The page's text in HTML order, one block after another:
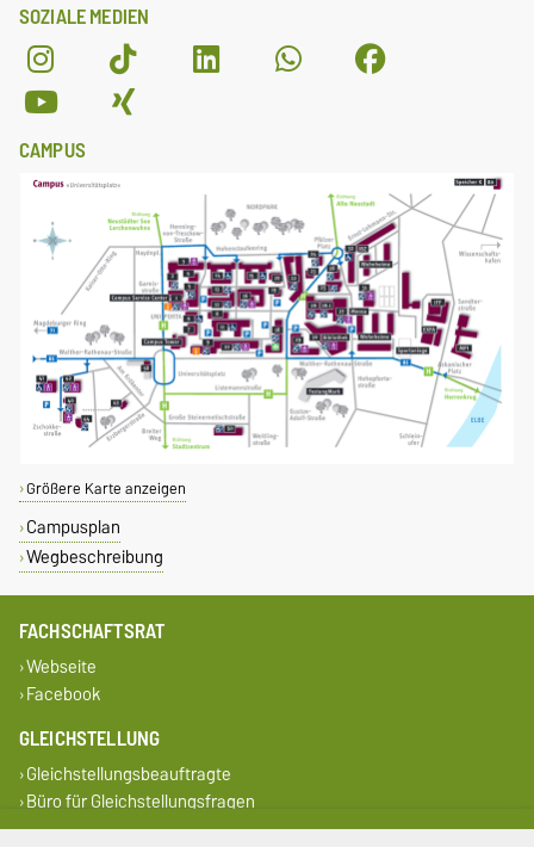
SOZIALE MEDIEN
CAMPUS
Größere Karte anzeigen
Campusplan
Wegbeschreibung
FACHSCHAFTSRAT
Webseite
Facebook
GLEICHSTELLUNG
Gleichstellungsbeauftragte
Büro für Gleichstellungsfragen